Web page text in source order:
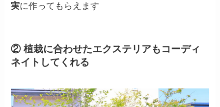
実に作ってもらえます
② 植栽に合わせたエクステリアもコーディ
ネイトしてくれる